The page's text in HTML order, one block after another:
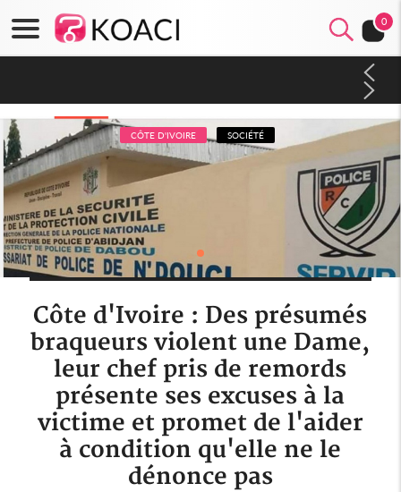
0
CÔTE D'IVOIRE SOCIÉTÉ
Côte d'Ivoire : Des présumés
braqueurs violent une Dame,
leur chef pris de remords
présente ses excuses à la
victime et promet de l'aider
à condition qu'elle ne le
dénonce pas